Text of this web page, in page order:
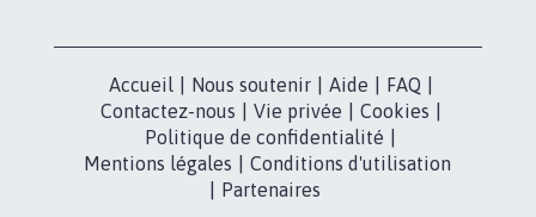
Accueil Nous soutenir Aide FAQ
Contactez-nous
Vie privée Cookies
Politique de confidentialité
Mentions légales
Conditions d'utilisation
Partenaires